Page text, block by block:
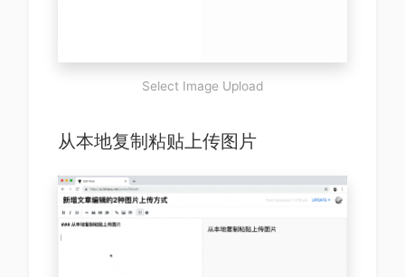
Select Image Upload
从本地复制粘贴上传图片